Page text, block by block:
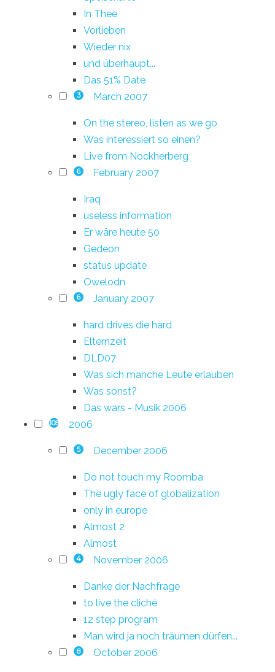
In Thee
Vorlieben
Wieder nix
und überhaupt...
Das 51% Date
3 March 2007
On the stereo, listen as we go
Was interessiert so einen?
Live from Nockherberg
6 February 2007
Iraq
useless information
Er wäre heute 50
Gedeon
status update
Owelodn
6 January 2007
hard drives die hard
Elternzeit
DLD07
Was sich manche Leute erlauben
Was sonst?
Das wars - Musik 2006
108 2006
5 December 2006
Do not touch my Roomba
The ugly face of globalization
only in europe
Almost 2
Almost
4 November 2006
Danke der Nachfrage
to live the cliché
12 step program
Man wird ja noch träumen dürfen...
8 October 2006